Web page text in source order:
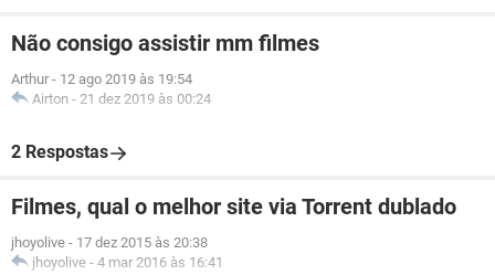
Não consigo assistir mm filmes
Arthur - 12 ago 2019 às 19:54
Airton - 21 dez 2019 às 00:24
2 Respostas
Filmes, qual o melhor site via Torrent dublado
jhoyolive - 17 dez 2015 às 20:38
jhoyolive - 4 mar 2016 às 16:41